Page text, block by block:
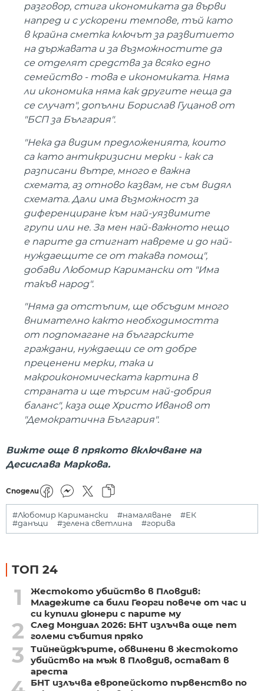
разговор, стига икономиката да върви
напред и с ускорени темпове, тъй като
в крайна сметка ключът за развитието
на държавата и за възможностите да
се отделят средства за всяко едно
семейство - това е икономиката. Няма
ли икономика няма как другите неща да
се случат", допълни Борислав Гуцанов от
"БСП за България".
"Нека да видим предложенията, които
са като антикризисни мерки - как са
разписани вътре, много е важна
схемата, аз отново казвам, не съм видял
схемата. Дали има възможност за
диференциране към най-уязвимите
групи или не. За мен най-важното нещо
е парите да стигнат навреме и до най-
нуждаещите се от такава помощ",
добави Любомир Каримански от "Има
такъв народ".
"Няма да отстъпим, ще обсъдим много
внимателно както необходимостта
от подпомагане на българските
граждани, нуждаещи се от добре
преценени мерки, така и
макроикономическата картина в
страната и ще търсим най-добрия
баланс", каза още Христо Иванов от
"Демократична България".
Вижте още в прякото включване на
Десислава Маркова.
Сподели
#Любомир Каримански #намаляване
#ЕК
#данъци
#зелена светлина #горива
ТОП 24
1
Жестокото убийство в Пловдив:
Младежите са били Георги повече от час и
си купили дюнери с парите му
2
След Мондиал 2026: БНТ излъчва още пет
големи събития пряко
3
Тийнейджърите, обвинени в жестокото
убийство на мъж в Пловдив, остават в
ареста
БНТ излъчва европейското първенство по